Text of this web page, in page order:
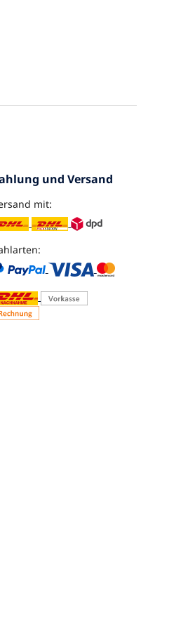
und Versand
mit: